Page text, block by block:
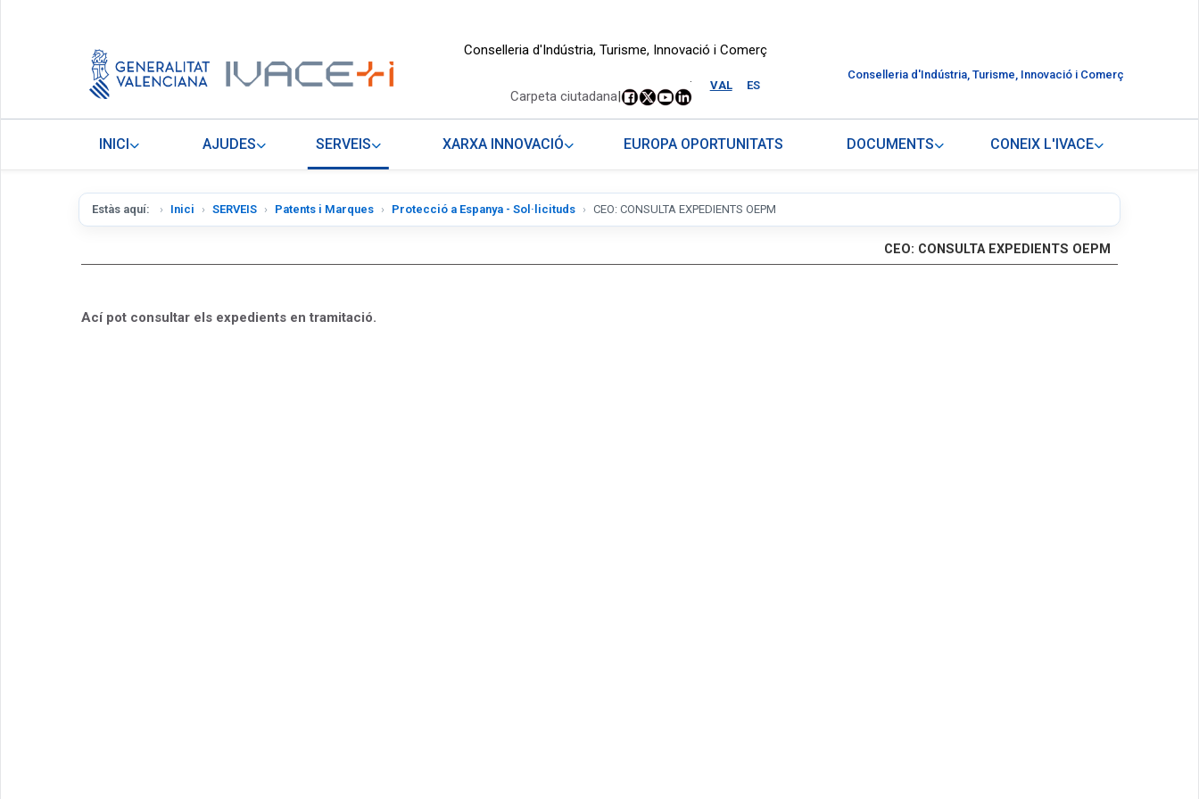
Conselleria d'Indústria, Turisme, Innovació i Comerç
VAL ES
.
Carpeta ciutadana|
Conselleria d'Indústria, Turisme, Innovació i Comerç
INICI AJUDES SERVEIS XARXA INNOVACIÓ EUROPA OPORTUNITATS DOCUMENTS CONEIX L'IVACE
Estàs aquí: Inici SERVEIS Patents i Marques Protecció a Espanya - Sol·licituds CEO: CONSULTA EXPEDIENTS OEPM
CEO: CONSULTA EXPEDIENTS OEPM
Ací pot consultar els expedients en tramitació.